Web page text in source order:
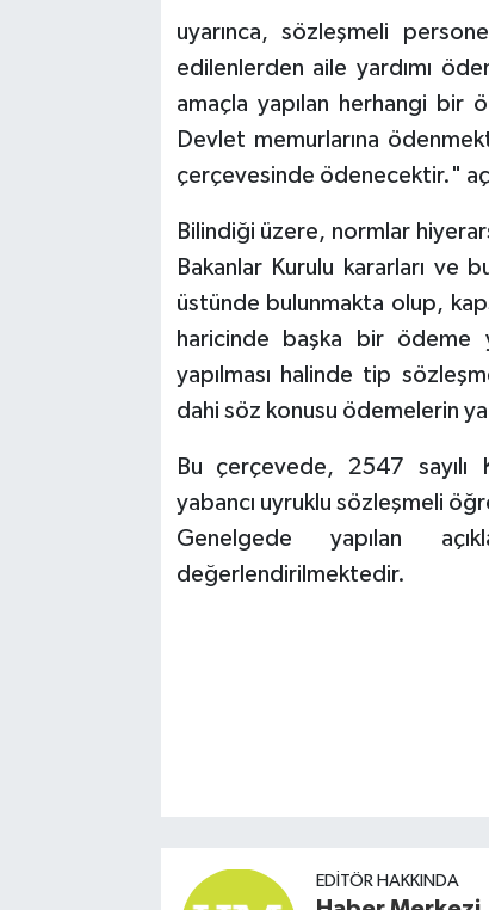
uyarınca, sözleşmeli
edilenlerden aile yardımı
amaçla yapılan herhangi bir
Devlet memurlarına
çerçevesinde ödenecektir."
Bilindiği üzere, normlar
Bakanlar Kurulu kararları ve
üstünde bulunmakta olup,
haricinde başka bir ödeme
yapılması halinde tip
dahi söz konusu ödemelerin
Bu çerçevede, 2547 sayılı
yabancı uyruklu sözleşmeli
Genelgede yapılan
değerlendirilmektedir.
EDITÖR HAKKINDA